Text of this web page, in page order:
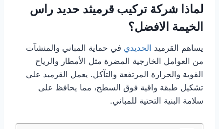
لماذا شركة تركيب قرميثد حديد راس
الخيمة الافضل؟
يساهم القرميد الحديدي في حماية المباني والمنشآت
من العوامل الخارجية المضرة مثل الأمطار والرياح
القوية والحرارة المرتفعة والتآكل. يعمل القرميد على
تشكيل طبقة واقية فوق السطح، مما يحافظ على
سلامة البنية التحتية للمباني.